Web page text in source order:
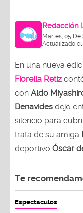
Redacción
Martes, 05 De
Actualizado el
En una nueva
Fiorella Retiz
con Aldo
Benavides dejó
silencio para
trata de su amiga
deportivo Óscar
Te
Espectáculos